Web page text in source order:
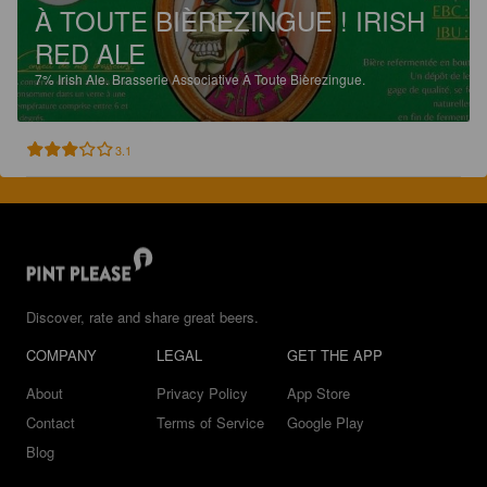
À TOUTE BIÈREZINGUE ! IRISH
RED ALE
7%Irish Ale.Brasserie Associative À Toute Bièrezingue.
3.1
Discover, rate and share great beers.
COMPANY
About
Contact
Blog
LEGAL
Privacy Policy
Terms of Service
GET THE APP
App Store
Google Play